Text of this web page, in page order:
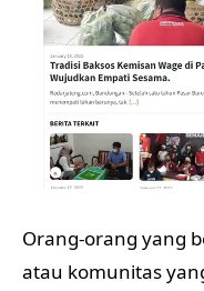
Orang-orang yang
atau komunitas